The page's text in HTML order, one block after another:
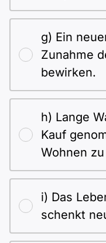
g) Ein
Zunahme
bewirken.
h) Lange
Kauf
Wohnen
i) Das
schenkt